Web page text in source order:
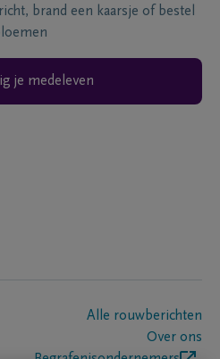
brand een kaarsje of bestel
je medeleven
Alle rouwberichten
Over ons